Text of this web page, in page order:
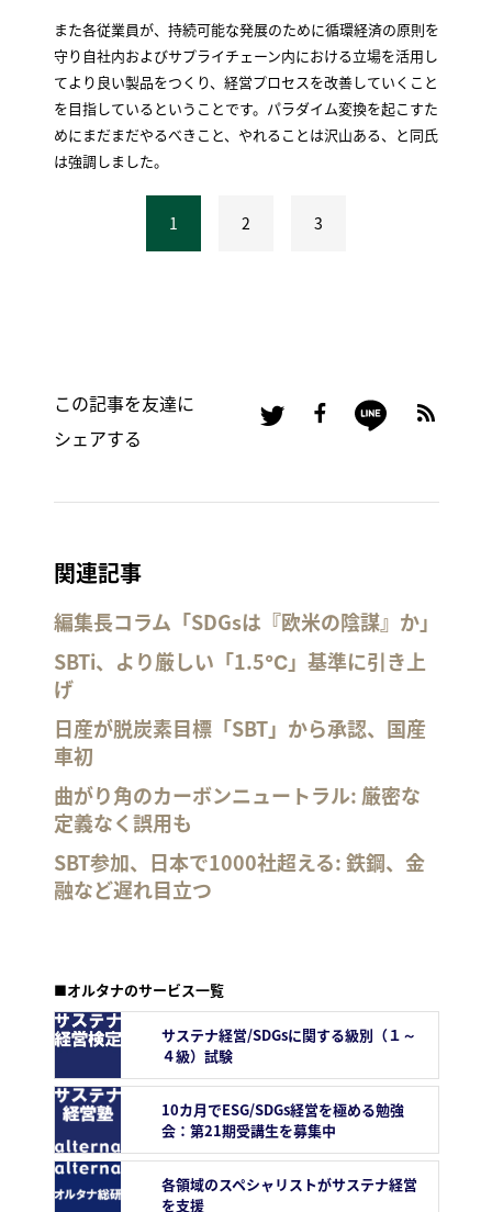
また各従業員が、持続可能な発展のために循環経済の原則を
守り自社内およびサプライチェーン内における立場を活用し
てより良い製品をつくり、経営プロセスを改善していくこと
を目指しているということです。パラダイム変換を起こすた
めにまだまだやるべきこと、やれることは沢山ある、と同氏
は強調しました。
1 2 3
この記事を友達に
シェアする
関連記事
編集長コラム「SDGsは『欧米の陰謀』か」
SBTi、より厳しい「1.5℃」基準に引き上
げ
日産が脱炭素目標「SBT」から承認、国産
車初
曲がり角のカーボンニュートラル: 厳密な
定義なく誤用も
SBT参加、日本で1000社超える: 鉄鋼、金
融など遅れ目立つ
■オルタナのサービス一覧
サステナ経営/SDGsに関する級別（１～
４級）試験
10カ月でESG/SDGs経営を極める勉強
会：第21期受講生を募集中
各領域のスペシャリストがサステナ経営
を支援